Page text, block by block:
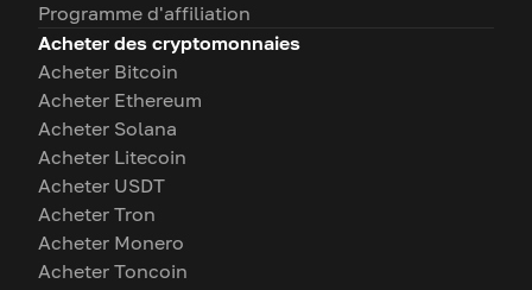
Programme d'affiliation
Acheter des cryptomonnaies
Acheter Bitcoin
Acheter Ethereum
Acheter Solana
Acheter Litecoin
Acheter USDT
Acheter Tron
Acheter Monero
Acheter Toncoin